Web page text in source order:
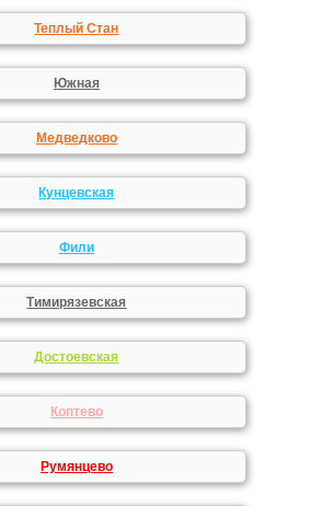
Теплый Стан
Южная
Медведково
Кунцевская
Фили
Тимирязевская
Достоевская
Коптево
Румянцево